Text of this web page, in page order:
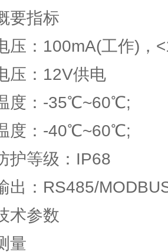
指标
：100mA(工作)，
：12V供电
：-35℃~60℃;
：-40℃~60℃;
等级：IP68
：RS485/
参数